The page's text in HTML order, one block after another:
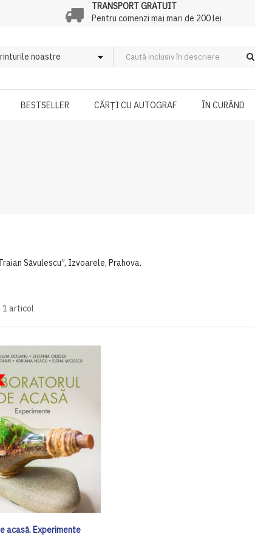
TRANSPORT GRATUIT
Pentru comenzi mai mari de 200 lei
BESTSELLER CĂRȚI CU AUTOGRAF ÎN CURÂND
Săvulescu”, Izvoarele, Prahova.
1 articol
acasă. Experimente